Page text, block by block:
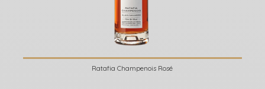
Ratafia Champenois Rosé